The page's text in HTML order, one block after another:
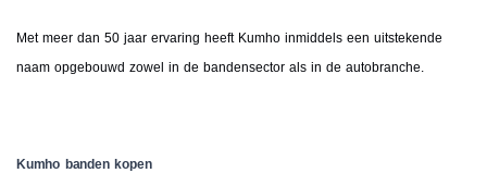
Met meer dan 50 jaar ervaring heeft Kumho inmiddels een uitstekende
naam opgebouwd zowel in de bandensector als in de autobranche.
Kumho banden kopen